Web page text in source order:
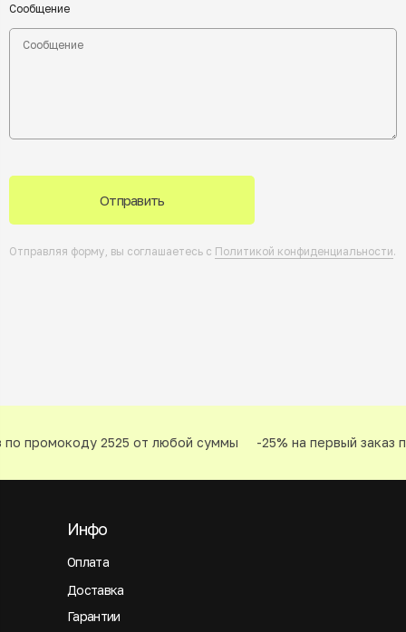
Сообщение
Отправить
Отправляя форму, вы соглашаетесь с Политикой конфиденциальности.
промокоду 2525 от любой суммы -25% на первый заказ
Оплата
Инфо
Доставка
Гарантии